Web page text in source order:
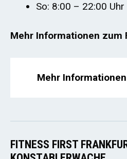
So: 8:00 – 22:00 Uhr
Mehr Informationen zum
Mehr Informationen
FITNESS FIRST